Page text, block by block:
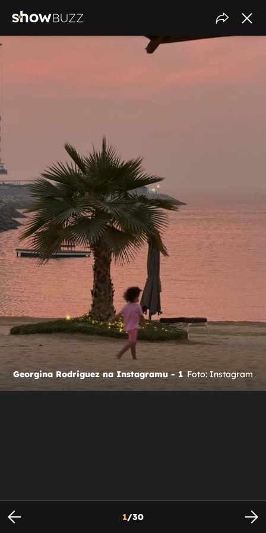
Georgina Rodriguez na Instagramu - 1 Foto: Instagram
1/30